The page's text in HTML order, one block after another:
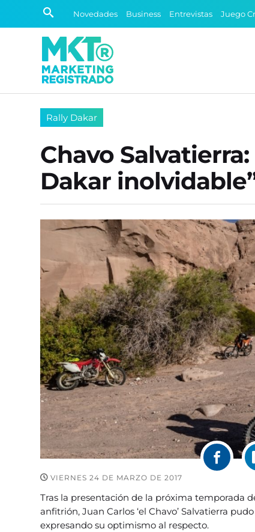
Novedades Business Entrevistas Juego
Rally Dakar
Chavo
Dakar
VIERNES 24 DE MARZO DE 2017
Tras la presentación de la próxima temporada
anfitrión, Juan Carlos ‘el Chavo’ Salvatierra
expresando su optimismo al respecto.